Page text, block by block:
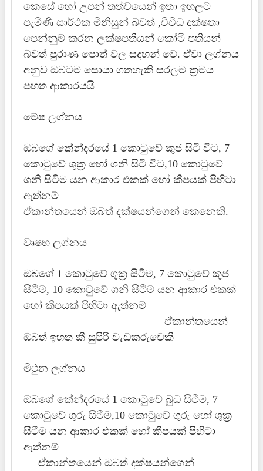
කෙසේ හෝ උපන් තත්වයෙන් ඉතා ඉහලට
පැමිණි සාර්ථක මිනිසුන් බවත් ,විවිධ දක්ෂතා
පෙන්නුම් කරන ලක්ෂපතියන් කෝටි පතියන්
බවත් පුරාණ පොත් වල සදහන් වේ. ඒවා ලග්නය
අනුව ඔබටම සොයා ගතහැකි සරලම ක්‍රමය
පහත ආකාරයයි
මේෂ ලග්නය
ඔබගේ කේන්දරයේ 1 කොටුවේ කුජ සිටි විට, 7
කොටුවේ ශුක්‍ර හෝ ශනි සිටි විට,10 කොටුවේ
ශනි සිටීම යන ආකාර එකක් හෝ කීපයක් පිහිටා
ඇත්නම්
ඒකාන්තයෙන් ඔබත් දක්ෂයන්ගෙන් කෙනෙකි.
වෘෂභ ලග්නය
ඔබගේ 1 කොටුවේ ශුක්‍ර සිටීම, 7 කොටුවේ කුජ
සිටීම, 10 කොටුවේ ශනි සිටීම යන ආකාර එකක්
හෝ කීපයක් පිහිටා ඇත්නම්
ඒකාන්තයෙන්
ඔබත් ඉහත කී සුපිරි වැඩකරුවෙකි
මිථුන ලග්නය
ඔබගේ කේන්දරයේ 1 කොටුවේ බුධ සිටීම, 7
කොටුවේ ගුරු සිටීම,10 කොටුවේ ගුරු හෝ ශුක්‍ර
සිටීම යන ආකාර එකක් හෝ කීපයක් පිහිටා
ඇත්නම්
ඒකාන්තයෙන් ඔබත් දක්ෂයන්ගෙන්